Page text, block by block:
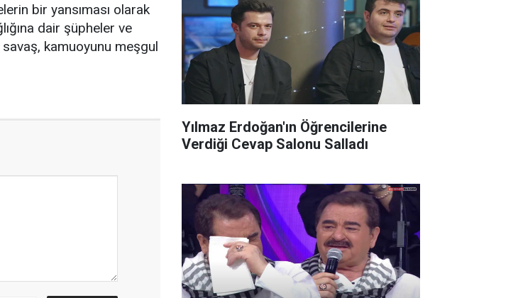
bir yansıması olarak
dair şüpheler ve
kamuoyunu meşgul
Yılmaz Erdoğan'ın Öğrencilerine
Verdiği Cevap Salonu Salladı